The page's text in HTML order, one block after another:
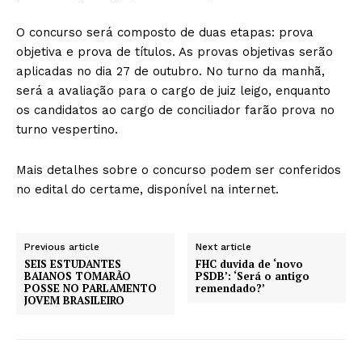
O concurso será composto de duas etapas: prova
objetiva e prova de títulos. As provas objetivas serão
aplicadas no dia 27 de outubro. No turno da manhã,
será a avaliação para o cargo de juiz leigo, enquanto
os candidatos ao cargo de conciliador farão prova no
turno vespertino.
Mais detalhes sobre o concurso podem ser conferidos
no edital do certame, disponível na internet.
Previous article
SEIS ESTUDANTES
BAIANOS TOMARÃO
POSSE NO PARLAMENTO
JOVEM BRASILEIRO
Next article
FHC duvida de ‘novo
PSDB’: ‘Será o antigo
remendado?’